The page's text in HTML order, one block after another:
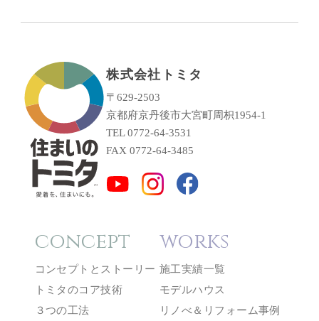
株式会社トミタ
〒629-2503
京都府京丹後市大宮町周枳1954-1
TEL 0772-64-3531
FAX 0772-64-3485
concept
コンセプトとストーリー
トミタのコア技術
３つの工法
works
施工実績一覧
モデルハウス
リノべ＆リフォーム事例